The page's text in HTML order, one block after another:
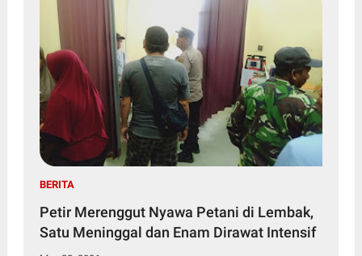
BERITA
Petir Merenggut Nyawa Petani di Lembak,
Satu Meninggal dan Enam Dirawat Intensif